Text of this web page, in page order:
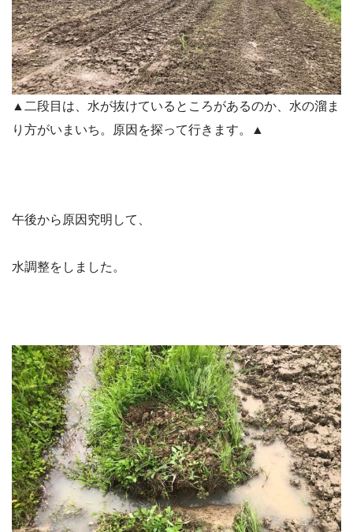
▲二段目は、水が抜けているところがあるのか、水の溜ま
り方がいまいち。原因を探って行きます。▲
午後から原因究明して、
水調整をしました。